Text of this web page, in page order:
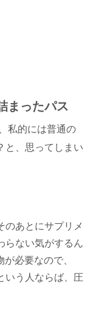
まったパス
私的には普通の
と、思ってしまい
のあとにサプリメ
らない気がするん
必要なので、
いう人ならば、圧